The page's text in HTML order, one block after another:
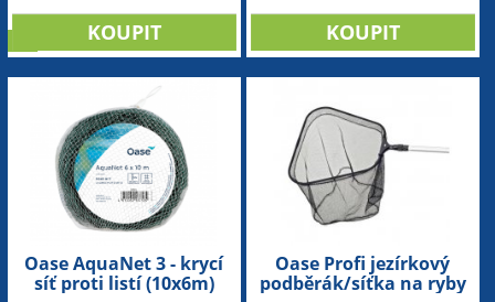
Oase AquaNet 3 - krycí
síť proti listí (10x6m)
Oase Profi jezírkový
podběrák/síťka na ryby